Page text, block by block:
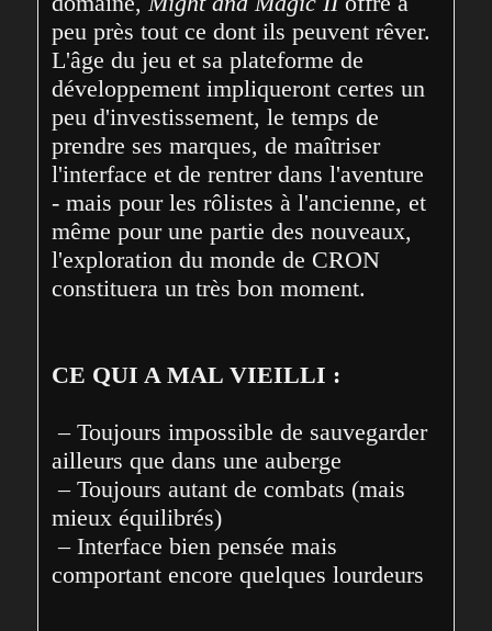
peu près tout ce dont ils peuvent rêver.
L'âge du jeu et sa plateforme de
développement impliqueront certes un
peu d'investissement, le temps de
prendre ses marques, de maîtriser
l'interface et de rentrer dans l'aventure
- mais pour les rôlistes à l'ancienne, et
même pour une partie des nouveaux,
l'exploration du monde de CRON
constituera un très bon moment.
CE QUI A MAL VIEILLI :
– Toujours impossible de sauvegarder
ailleurs que dans une auberge
– Toujours autant de combats (mais
mieux équilibrés)
– Interface bien pensée mais
comportant encore quelques lourdeurs